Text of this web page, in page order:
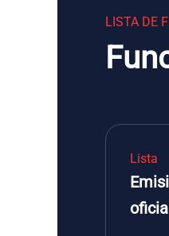
LISTA DE
Lista